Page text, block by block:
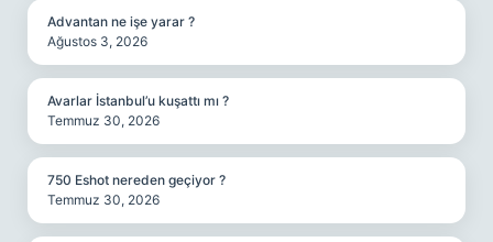
Advantan ne işe yarar ?
Ağustos 3, 2026
Avarlar İstanbul’u kuşattı mı ?
Temmuz 30, 2026
750 Eshot nereden geçiyor ?
Temmuz 30, 2026